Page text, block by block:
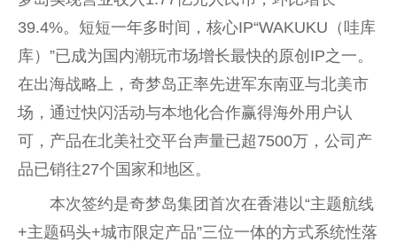
39.4%。短短一年多时间，核心IP“WAKUKU（哇库
库）”已成为国内潮玩市场增长最快的原创IP之一。
在出海战略上，奇梦岛正率先进军东南亚与北美市
场，通过快闪活动与本地化合作赢得海外用户认
可，产品在北美社交平台声量已超7500万，公司产
品已销往27个国家和地区。
本次签约是奇梦岛集团首次在香港 以“主题航线
+主题码头+城市限定产品”三位一体的方式系统性落